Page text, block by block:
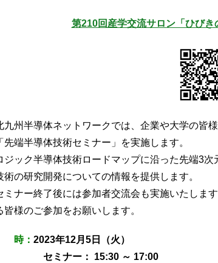
第210回産学交流サロン「ひび
州半導体ネットワークでは、企業や大学の皆
先端半導体技術セミナー」を実施します。
ック半導体技術ロードマップに沿った先端3次
術の研究開発についての情報を提供します。
ナー終了後には参加者交流会も実施いたしま
皆様のご参加をお願いします。
時： 2023年12月5日（火）
ミナー： 15:30 ～ 17:00